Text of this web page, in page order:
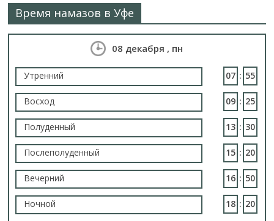
Время намазов в Уфе
08 декабря , пн
Утренний 07 : 55
Восход 09 : 25
Полуденный 13 : 30
Послеполуденный 15 : 20
Вечерний 16 : 50
Ночной 18 : 20